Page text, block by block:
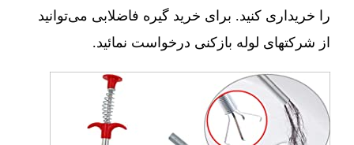
را خریداری کنید. برای خرید گیره فاضلابی می‌توانید
از شرکتهای لوله بازکنی درخواست نمائید.